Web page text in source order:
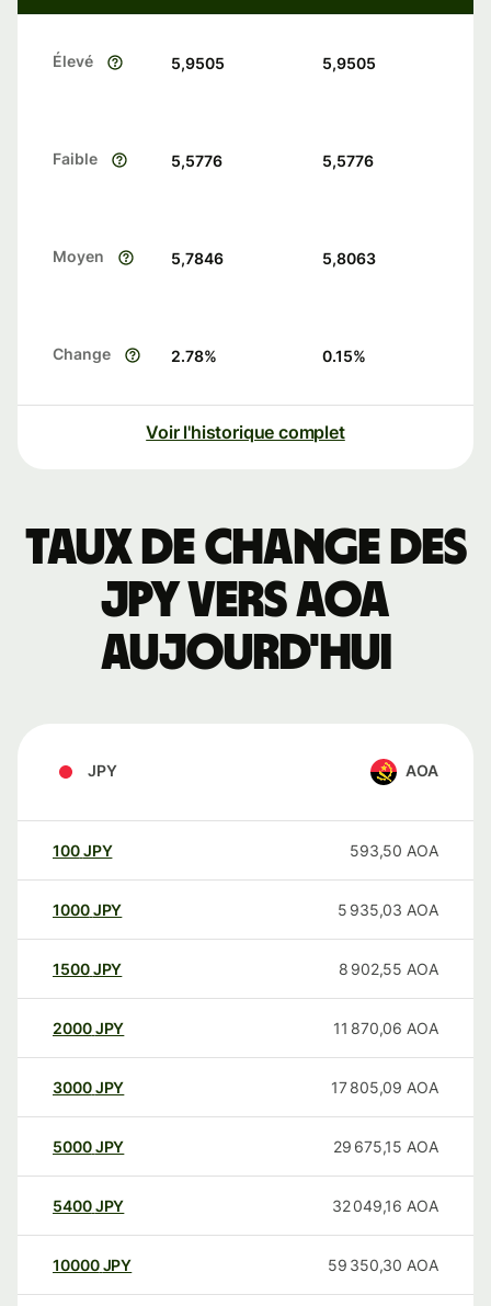
Élevé 5,9505 5,9505
Faible 5,5776 5,5776
Moyen 5,7846 5,8063
Change 2.78% 0.15%
Voir l'historique complet
Taux de change des
JPY vers AOA
aujourd'hui
JPY AOA
100JPY 593,50 AOA
1000JPY 5 935,03 AOA
1500JPY 8 902,55 AOA
2000JPY 11 870,06 AOA
3000JPY 17 805,09 AOA
5000JPY 29 675,15 AOA
5400JPY 32 049,16 AOA
10000 JPY 59 350,30 AOA